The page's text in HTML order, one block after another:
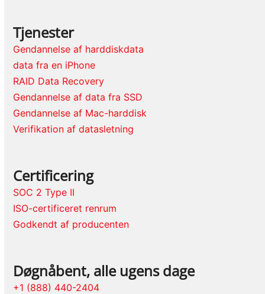
Tjenester
Gendannelse af harddiskdata
data fra en iPhone
RAID Data Recovery
Gendannelse af data fra SSD
Gendannelse af Mac-harddisk
Verifikation af datasletning
Certificering
SOC 2 Type II
ISO-certificeret renrum
Godkendt af producenten
Døgnåbent, alle ugens dage
+1 (888) 440-2404